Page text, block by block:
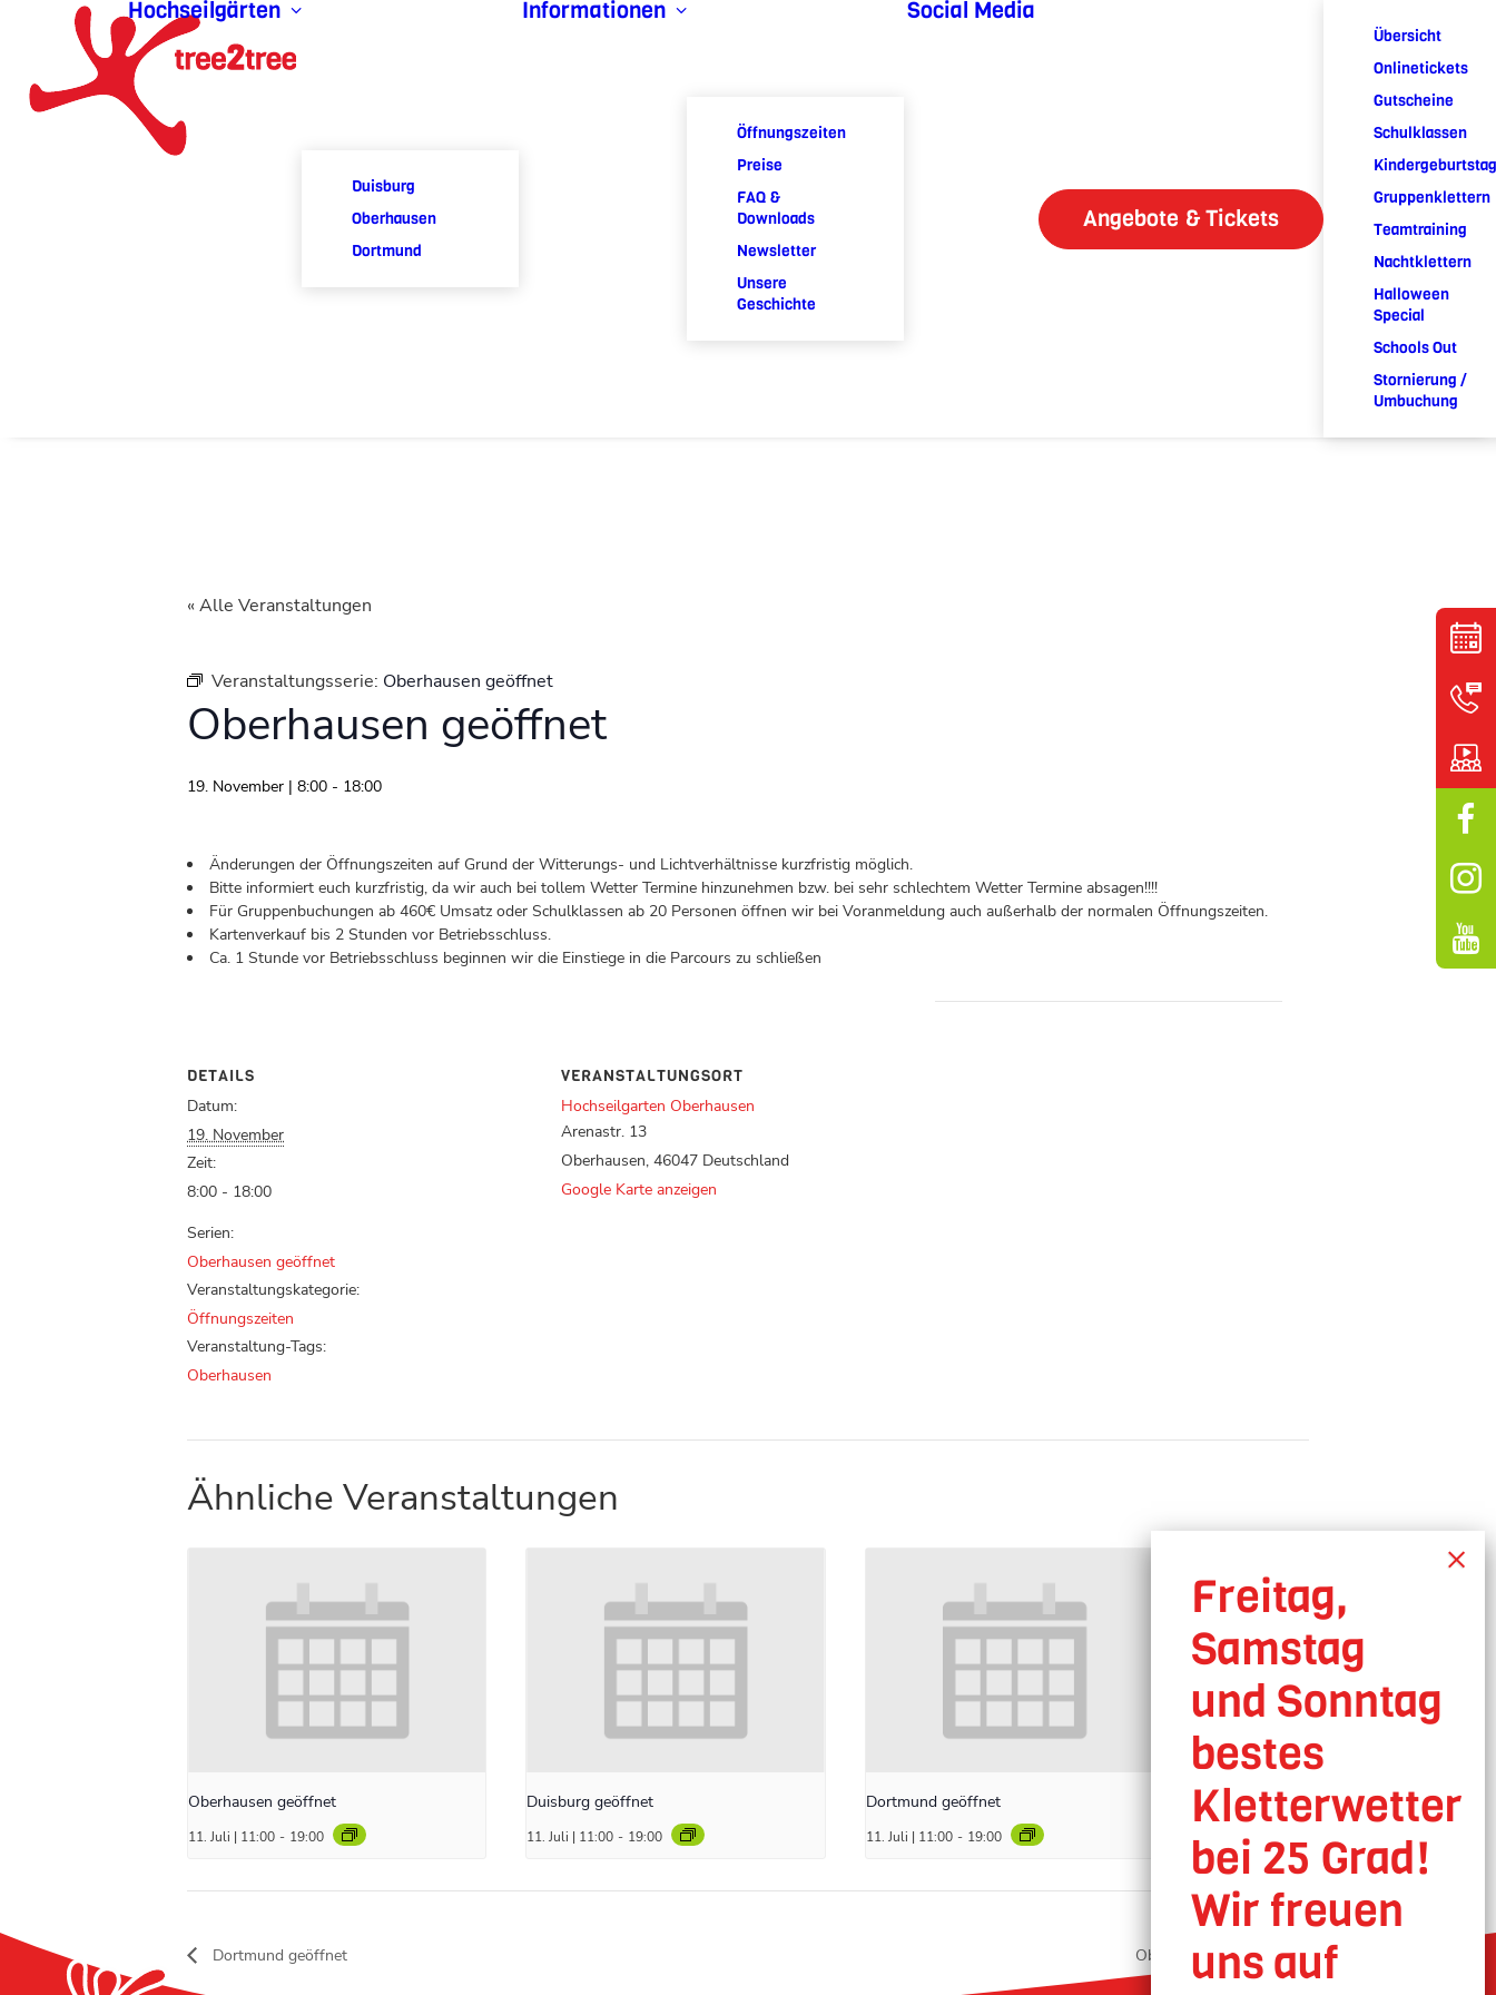
Hochseilgärten
Duisburg
Oberhausen
Dortmund
Informationen
Öffnungszeiten
Preise
FAQ &
Downloads
Newsletter
Unsere
Geschichte
Social Media
Angebote & Tickets
Übersicht
Onlinetickets
Gutscheine
Schulklassen
Kindergeburtstag
Gruppenklettern
Teamtraining
Nachtklettern
Halloween
Special
Schools Out
Stornierung /
Umbuchung
« Alle Veranstaltungen
Veranstaltungsserie: Oberhausen geöffnet
Oberhausen geöffnet
19. November | 8:00 - 18:00
Änderungen der Öffnungszeiten auf Grund der Witterungs- und Lichtverhältnisse kurzfristig möglich.
Bitte informiert euch kurzfristig, da wir auch bei tollem Wetter Termine hinzunehmen bzw. bei sehr schlechtem Wetter Termine absagen!!!!
Für Gruppenbuchungen ab 460€ Umsatz oder Schulklassen ab 20 Personen öffnen wir bei Voranmeldung auch außerhalb der normalen Öffnungszeiten.
Kartenverkauf bis 2 Stunden vor Betriebsschluss.
Ca. 1 Stunde vor Betriebsschluss beginnen wir die Einstiege in die Parcours zu schließen
DETAILS
Datum:
19. November
Zeit:
8:00 - 18:00
Serien:
Oberhausen geöffnet
Veranstaltungskategorie:
Öffnungszeiten
Veranstaltung-Tags:
Oberhausen
VERANSTALTUNGSORT
Hochseilgarten Oberhausen
Arenastr. 13
Oberhausen, 46047 Deutschland
Google Karte anzeigen
Ähnliche Veranstaltungen
Oberhausen geöffnet
11. Juli | 11:00 - 19:00
Duisburg geöffnet
11. Juli | 11:00 - 19:00
Dortmund geöffnet
11. Juli | 11:00 - 19:00
Dortmund geöffnet Oberhausen geöffnet